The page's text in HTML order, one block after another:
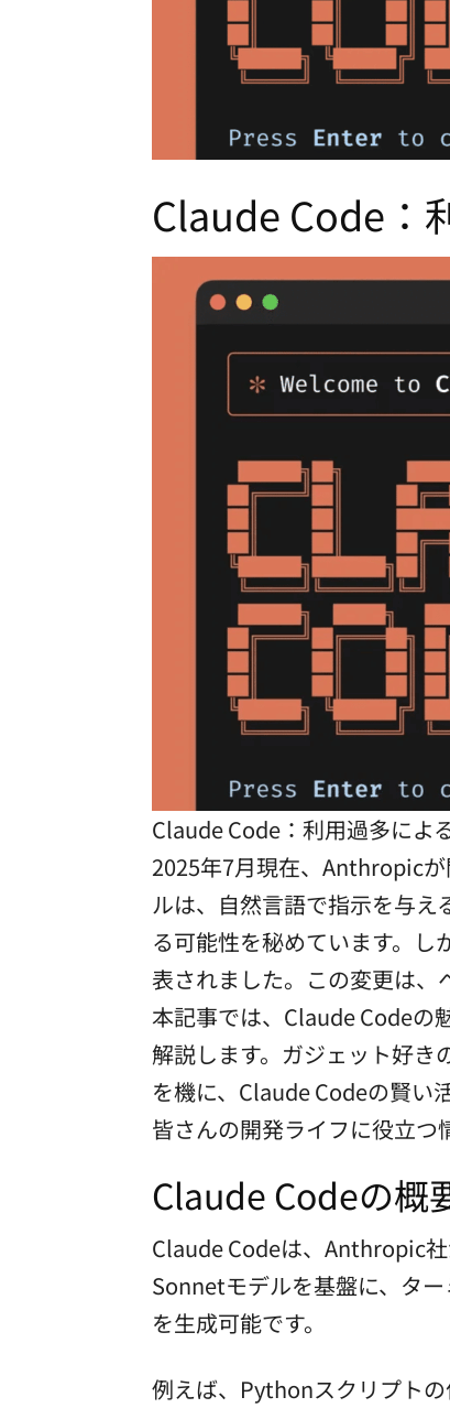
Claude Code：
Claude Code：利用過多によ
2025年7月現在、Anthropic
ルは、自然言語で指示を与
る可能性を秘めています。
表されました。この変更は、
本記事では、Claude Codeの
解説します。ガジェット好き
を機に、Claude Codeの賢い
皆さんの開発ライフに役立つ
Claude Codeの概
Claude Codeは、Anthropic
Sonnetモデルを基盤に、タ
を生成可能です。
例えば、Pythonスクリプト